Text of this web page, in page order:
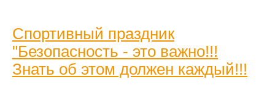
Спортивный праздник
"Безопасность - это важно!!!
Знать об этом должен каждый!!!